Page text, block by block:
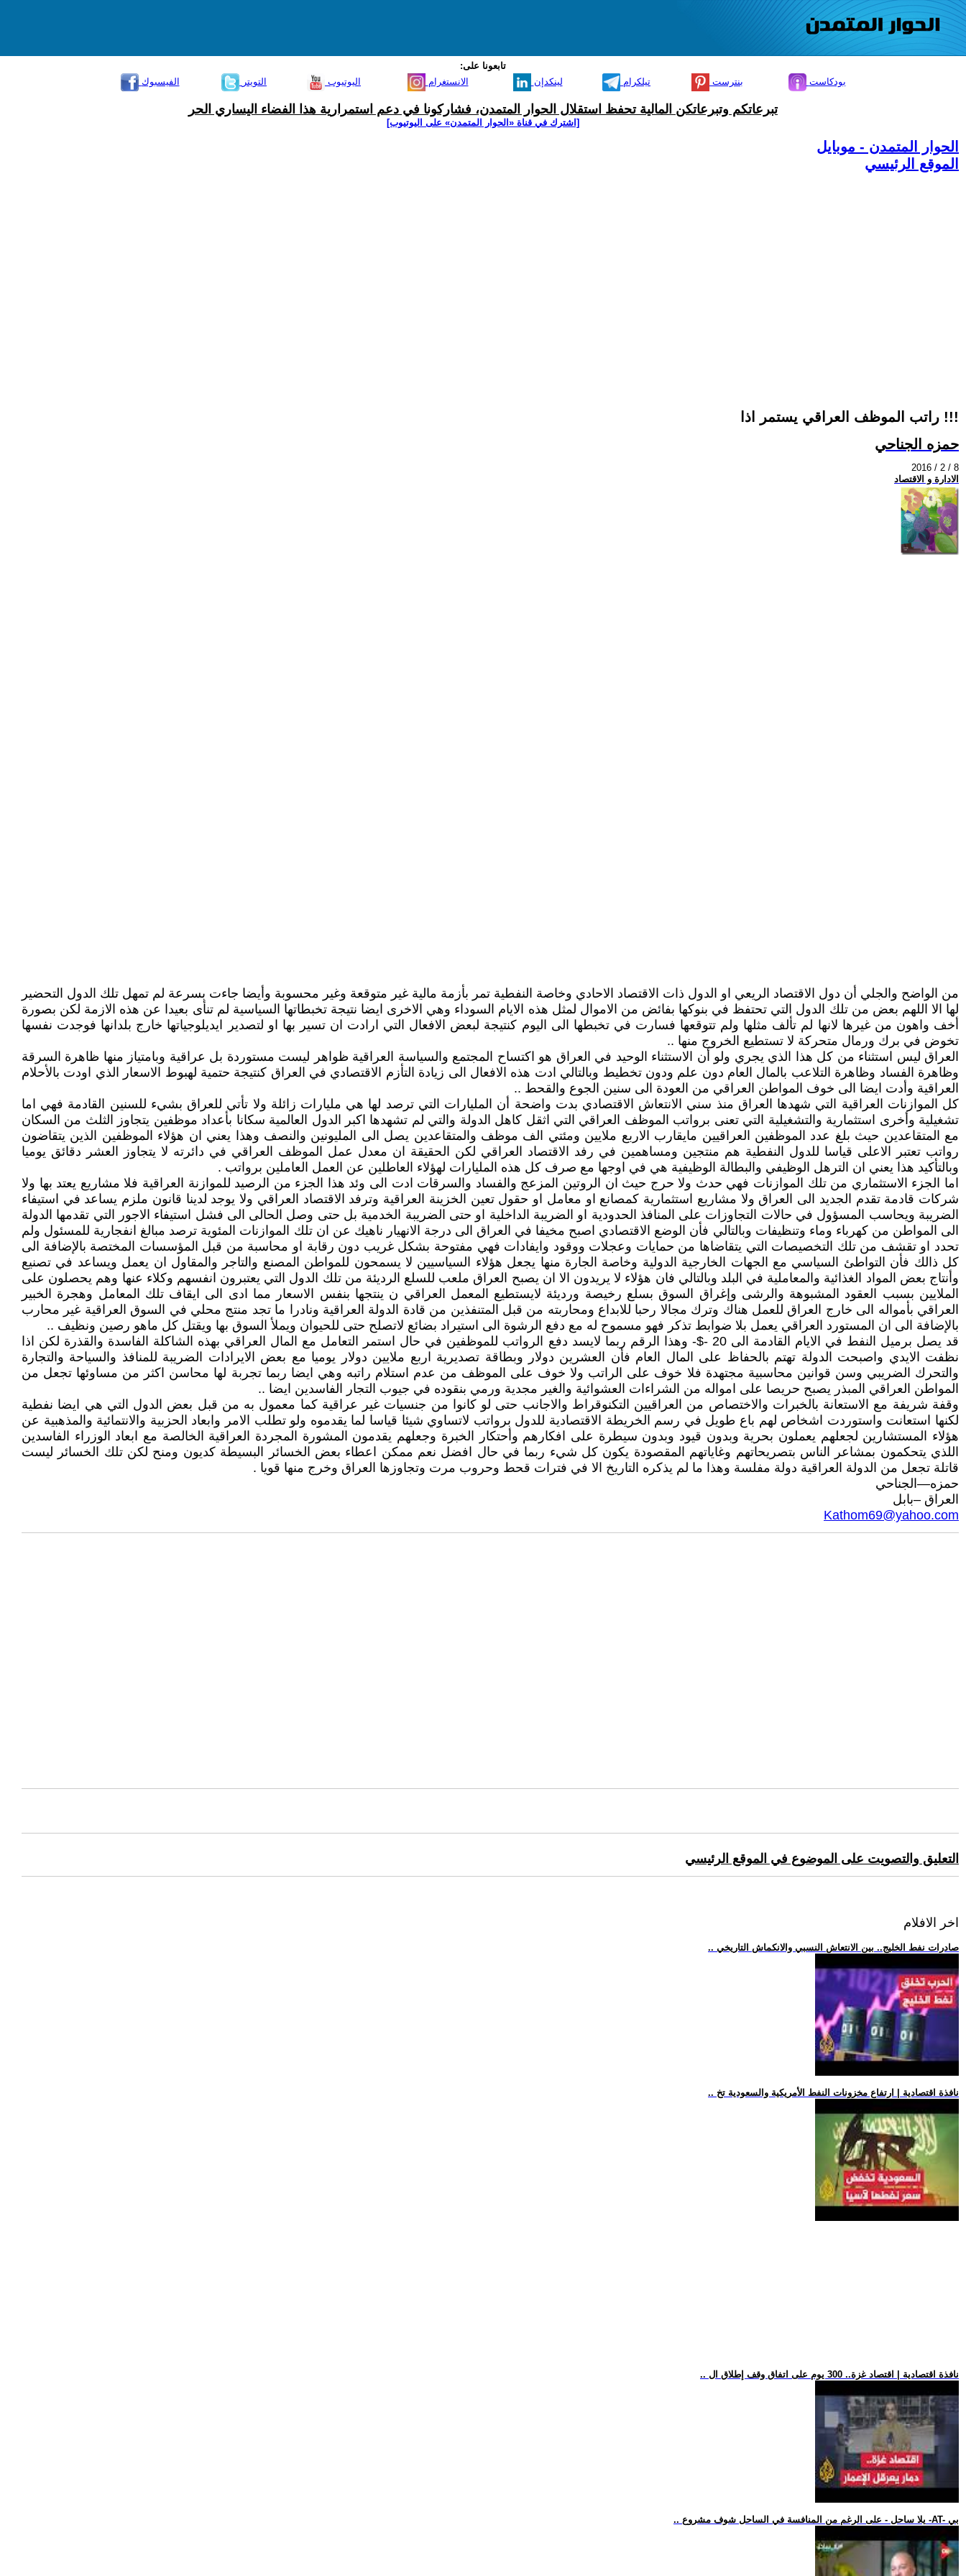
تابعونا على:
الفيسبوك
التويتر اليوتيوب الانستغرام لينكدإن تيلكرام بنترست بودكاست
تبرعاتكم وتبرعاتكن المالية تحفظ استقلال الحوار المتمدن، فشاركونا في دعم استمرارية هذا الفضاء اليساري الحر
[اشترك في قناة ‫«الحوار المتمدن» على اليوتيوب]
الحوار المتمدن - موبايل
الموقع الرئيسي
راتب الموظف العراقي يستمر اذا !!!
حمزه الجناحي
2016 / 2 / 8
الادارة و الاقتصاد
من الواضح والجلي أن دول الاقتصاد الريعي او الدول ذات الاقتصاد الاحادي وخاصة النفطية تمر بأزمة مالية غير متوقعة وغير محسوبة وأيضا جاءت بسرعة لم تمهل تلك الدول التحضير
لها الا اللهم بعض من تلك الدول التي تحتفظ في بنوكها بفائض من الاموال لمثل هذه الايام السوداء وهي الاخرى ايضا نتيجة تخبطاتها السياسية لم تنأى بعيدا عن هذه الازمة لكن بصورة
أخف واهون من غيرها لانها لم تألف مثلها ولم تتوقعها فسارت في تخبطها الى اليوم كنتيجة لبعض الافعال التي ارادت ان تسير بها او لتصدير ايديلوجياتها خارج بلدانها فوجدت نفسها
تخوض في برك ورمال متحركة لا تستطيع الخروج منها ..
العراق ليس استثناء من كل هذا الذي يجري ولو أن الاستثناء الوحيد في العراق هو اكتساح المجتمع والسياسة العراقية ظواهر ليست مستوردة بل عراقية وبامتياز منها ظاهرة السرقة
وظاهرة الفساد وظاهرة التلاعب بالمال العام دون علم ودون تخطيط وبالتالي ادت هذه الافعال الى زيادة التأزم الاقتصادي في العراق كنتيجة حتمية لهبوط الاسعار الذي اودت بالأحلام
العراقية وأدت ايضا الى خوف المواطن العراقي من العودة الى سنين الجوع والقحط ..
كل الموازنات العراقية التي شهدها العراق منذ سني الانتعاش الاقتصادي بدت واضحة أن المليارات التي ترصد لها هي مليارات زائلة ولا تأتي للعراق بشيء للسنين القادمة فهي اما
تشغيلية وأخرى استثمارية والتشغيلية التي تعنى برواتب الموظف العراقي التي اثقل كاهل الدولة والتي لم تشهدها اكبر الدول العالمية سكانا بأعداد موظفين يتجاوز الثلث من السكان
مع المتقاعدين حيث بلغ عدد الموظفين العراقيين مايقارب الاربع ملايين ومئتي الف موظف والمتقاعدين يصل الى المليونين والنصف وهذا يعني ان هؤلاء الموظفين الذين يتقاضون
رواتب تعتبر الاعلى قياسا للدول النفطية هم منتجين ومساهمين في رفد الاقتصاد العراقي لكن الحقيقة ان معدل عمل الموظف العراقي في دائرته لا يتجاوز العشر دقائق يوميا
وبالتأكيد هذا يعني ان الترهل الوظيفي والبطالة الوظيفية هي في اوجها مع صرف كل هذه المليارات لهؤلاء العاطلين عن العمل العاملين برواتب .
اما الجزء الاستثماري من تلك الموازنات فهي حدث ولا حرج حيث ان الروتين المزعج والفساد والسرقات ادت الى وئد هذا الجزء من الرصيد للموازنة العراقية فلا مشاريع يعتد بها ولا
شركات قادمة تقدم الجديد الى العراق ولا مشاريع استثمارية كمصانع او معامل او حقول تعين الخزينة العراقية وترفد الاقتصاد العراقي ولا يوجد لدينا قانون ملزم يساعد في استيفاء
الضريبة ويحاسب المسؤول في حالات التجاوزات على المنافذ الحدودية او الضريبة الداخلية او حتى الضريبة الخدمية بل حتى وصل الحالى الى فشل استيفاء الاجور التي تقدمها الدولة
الى المواطن من كهرباء وماء وتنظيفات وبالتالي فأن الوضع الاقتصادي اصبح مخيفا في العراق الى درجة الانهيار ناهيك عن ان تلك الموازنات المئوية ترصد مبالغ انفجارية للمسئول ولم
تحدد او تقشف من تلك التخصيصات التي يتقاضاها من حمايات وعجلات ووقود وايفادات فهي مفتوحة بشكل غريب دون رقابة او محاسبة من قبل المؤسسات المختصة بالإضافة الى
كل ذالك فأن التواطئ السياسي مع الجهات الخارجية الدولية وخاصة الجارة منها يجعل هؤلاء السياسيين لا يسمحون للمواطن المصنع والتاجر والمقاول ان يعمل ويساعد في تصنيع
وأنتاج بعض المواد الغذائية والمعاملية في البلد وبالتالي فان هؤلاء لا يريدون الا ان يصبح العراق ملعب للسلع الرديئة من تلك الدول التي يعتبرون انفسهم وكلاء عنها وهم يحصلون على
الملايين بسبب العقود المشبوهة والرشى وإغراق السوق بسلع رخيصة ورديئة لايستطيع المعمل العراقي ن ينتجها بنفس الاسعار مما ادى الى ايقاف تلك المعامل وهجرة الخبير
العراقي بأمواله الى خارج العراق للعمل هناك وترك مجالا رحبا للابداع ومحاربته من قبل المتنفذين من قادة الدولة العراقية ونادرا ما تجد منتج محلي في السوق العراقية غير محارب
بالإضافة الى ان المستورد العراقي يعمل بلا ضوابط تذكر فهو مسموح له مع دفع الرشوة الى استيراد بضائع لاتصلح حتى للحيوان ويملأ السوق بها ويقتل كل ماهو رصين ونظيف ..
قد يصل برميل النفط في الايام القادمة الى 20 -$- وهذا الرقم ربما لايسد دفع الرواتب للموظفين في حال استمر التعامل مع المال العراقي بهذه الشاكلة الفاسدة والقذرة لكن اذا
نظفت الايدي واصبحت الدولة تهتم بالحفاظ على المال العام فأن العشرين دولار وبطاقة تصديرية اربع ملايين دولار يوميا مع بعض الايرادات الضريبة للمنافذ والسياحة والتجارة
والتحرك الضريبي وسن قوانين محاسبية مجتهدة فلا خوف على الراتب ولا خوف على الموظف من عدم استلام راتبه وهي ايضا ربما تجربة لها محاسن اكثر من مساوئها تجعل من
المواطن العراقي المبذر يصبح حريصا على امواله من الشراءات العشوائية والغير مجدية ورمي بنقوده في جيوب التجار الفاسدين ايضا ..
وقفة شريفة مع الاستعانة بالخبرات والاختصاص من العراقيين التكنوقراط والاجانب حتى لو كانوا من جنسيات غير عراقية كما معمول به من قبل بعض الدول التي هي ايضا نفطية
لكنها استعانت واستوردت اشخاص لهم باع طويل في رسم الخريطة الاقتصادية للدول برواتب لاتساوي شيئا قياسا لما يقدموه ولو تطلب الامر وابعاد الحزبية والانتمائية والمذهبية عن
هؤلاء المستشارين لجعلهم يعملون بحرية وبدون قيود وبدون سيطرة على افكارهم وأحتكار الخبرة وجعلهم يقدمون المشورة المجردة العراقية الخالصة مع ابعاد الوزراء الفاسدين
اللذي يتحكمون بمشاعر الناس بتصريحاتهم وغاياتهم المقصودة يكون كل شيء ربما في حال افضل نعم ممكن اعطاء بعض الخسائر البسيطة كديون ومنح لكن تلك الخسائر ليست
قاتلة تجعل من الدولة العراقية دولة مفلسة وهذا ما لم يذكره التاريخ الا في فترات قحط وحروب مرت وتجاوزها العراق وخرج منها قويا .
حمزه—الجناحي
العراق –بابل
Kathom69@yahoo.com
التعليق والتصويت على الموضوع في الموقع الرئيسي
اخر الافلام
.. صادرات نفط الخليج.. بين الانتعاش النسبي والانكماش التاريخي
.. نافذة اقتصادية | ارتفاع مخزونات النفط الأمريكية والسعودية تخ
.. نافذة اقتصادية | اقتصاد غزة.. 300 يوم على اتفاق وقف إطلاق ال
.. يلا ساحل - على الرغم من المنافسة في الساحل شوف مشروع -AT- بي